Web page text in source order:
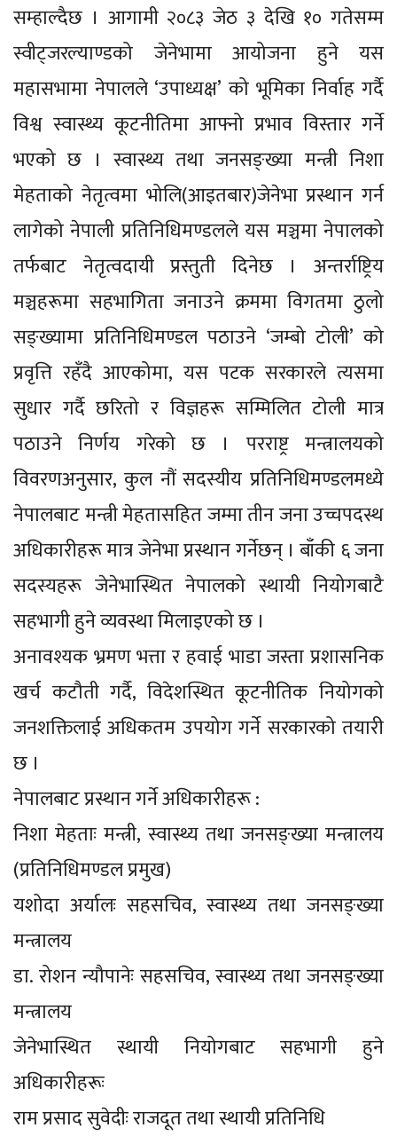
सम्हाल्दैछ । आगामी २०८३ जेठ ३ देखि १० गतेसम्म
स्वीट्जरल्याण्डको जेनेभामा आयोजना हुने यस
महासभामा नेपालले ‘उपाध्यक्ष’ को भूमिका निर्वाह गर्दै
विश्व स्वास्थ्य कूटनीतिमा आफ्नो प्रभाव विस्तार गर्ने
भएको छ । स्वास्थ्य तथा जनसङ्ख्या मन्त्री निशा
मेहताको नेतृत्वमा भोलि(आइतबार)जेनेभा प्रस्थान गर्न
लागेको नेपाली प्रतिनिधिमण्डलले यस मञ्चमा नेपालको
तर्फबाट नेतृत्वदायी प्रस्तुती दिनेछ । अन्तर्राष्ट्रिय
मञ्चहरूमा सहभागिता जनाउने क्रममा विगतमा ठुलो
सङ्ख्यामा प्रतिनिधिमण्डल पठाउने ‘जम्बो टोली’ को
प्रवृत्ति रहँदै आएकोमा, यस पटक सरकारले त्यसमा
सुधार गर्दै छरितो र विज्ञहरू सम्मिलित टोली मात्र
पठाउने निर्णय गरेको छ । परराष्ट्र मन्त्रालयको
विवरणअनुसार, कुल नौं सदस्यीय प्रतिनिधिमण्डलमध्ये
नेपालबाट मन्त्री मेहतासहित जम्मा तीन जना उच्चपदस्थ
अधिकारीहरू मात्र जेनेभा प्रस्थान गर्नेछन् । बाँकी ६ जना
सदस्यहरू जेनेभास्थित नेपालको स्थायी नियोगबाटै
सहभागी हुने व्यवस्था मिलाइएको छ ।
अनावश्यक भ्रमण भत्ता र हवाई भाडा जस्ता प्रशासनिक
खर्च कटौती गर्दै, विदेशस्थित कूटनीतिक नियोगको
जनशक्तिलाई अधिकतम उपयोग गर्ने सरकारको तयारी
छ ।
नेपालबाट प्रस्थान गर्ने अधिकारीहरू :
निशा मेहताः मन्त्री, स्वास्थ्य तथा जनसङ्ख्या मन्त्रालय
(प्रतिनिधिमण्डल प्रमुख)
यशोदा अर्यालः सहसचिव, स्वास्थ्य तथा जनसङ्ख्या
मन्त्रालय
डा. रोशन न्यौपानेः सहसचिव, स्वास्थ्य तथा जनसङ्ख्या
मन्त्रालय
जेनेभास्थित स्थायी नियोगबाट सहभागी हुने
अधिकारीहरूः
राम प्रसाद सुवेदीः राजदूत तथा स्थायी प्रतिनिधि